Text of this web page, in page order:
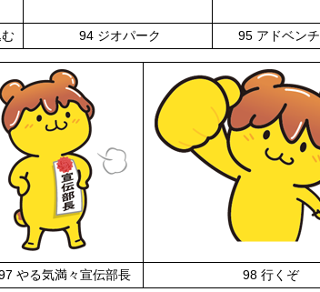
94 ジオパーク 95 アドベン
やる気満々宣伝部長 98 行くぞ